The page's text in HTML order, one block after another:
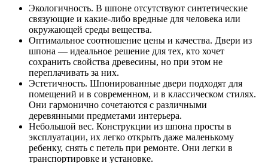
Экологичность. В шпоне отсутствуют синтетические
связующие и какие-либо вредные для человека или
окружающей среды вещества.
Оптимальное соотношение цены и качества. Двери из
шпона — идеальное решение для тех, кто хочет
сохранить свойства древесины, но при этом не
переплачивать за них.
Эстетичность. Шпонированные двери подходят для
помещений и в современном, и в классическом стилях.
Они гармонично сочетаются с различными
деревянными предметами интерьера.
Небольшой вес. Конструкции из шпона просты в
эксплуатации, их легко открыть даже маленькому
ребенку, снять с петель при ремонте. Они легки в
транспортировке и установке.